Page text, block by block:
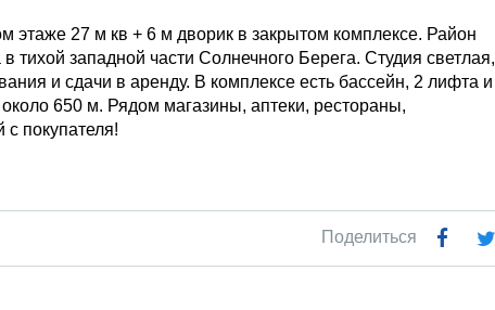
этаже 27 м кв + 6 м дворик в закрытом комплексе. Район
тихой западной части Солнечного Берега. Студия светлая,
и сдачи в аренду. В комплексе есть бассейн, 2 лифта и
650 м. Рядом магазины, аптеки, рестораны,
с покупателя!
Поделиться